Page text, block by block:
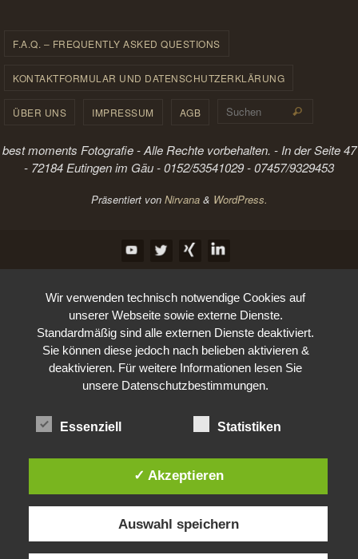
F.A.Q. – FREQUENTLY ASKED QUESTIONS
KONTAKTFORMULAR UND DATENSCHUTZERKLÄRUNG
ÜBER UNS IMPRESSUM AGB Suchen
best moments Fotografie - Alle Rechte vorbehalten. - In der Seite 47
- 72184 Eutingen im Gäu - 0152/53541029 - 07457/9329453
Präsentiert von Nirvana& WordPress.
Wir verwenden technisch notwendige Cookies auf
unserer Webseite sowie externe Dienste.
Standardmäßig sind alle externen Dienste deaktiviert.
Sie können diese jedoch nach belieben aktivieren &
deaktivieren. Für weitere Informationen lesen Sie
unsere Datenschutzbestimmungen.
Essenziell Statistiken
✓ Akzeptieren
Auswahl speichern